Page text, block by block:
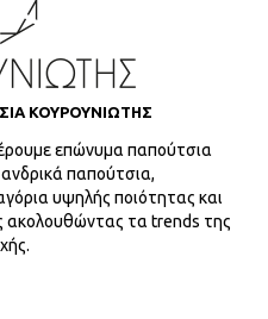
ΚΟΥΡΟΥΝΙΩΤΗΣ
επώνυμα παπούτσια
παπούτσια,
υψηλής ποιότητας και
ακολουθώντας τα trends της